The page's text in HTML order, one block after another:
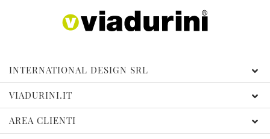
INTERNATIONAL DESIGN SRL
VIADURINI.IT
AREA CLIENTI